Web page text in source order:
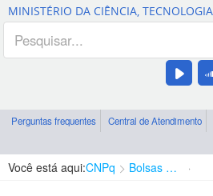
MINISTÉRIO DA CIÊNCIA,
Perguntas frequentes Central de Atendimento
Você está aqui:CNPq Bolsas e Auxílios Vigentes